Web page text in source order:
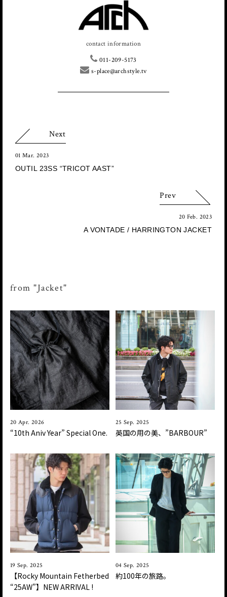
contact information
011-209-5173
s-place@archstyle.tv
Next
01 Mar. 2023
OUTIL 23SS “TRICOT AAST”
Prev
20 Feb. 2023
A VONTADE / HARRINGTON JACKET
from "Jacket"
20 Apr. 2026
“10th Aniv Year” Special One.
25 Sep. 2025
英国の用の美、”BARBOUR”
19 Sep. 2025
【Rocky Mountain Fetherbed
“25AW”】NEW ARRIVAL !
04 Sep. 2025
約100年の旅路。